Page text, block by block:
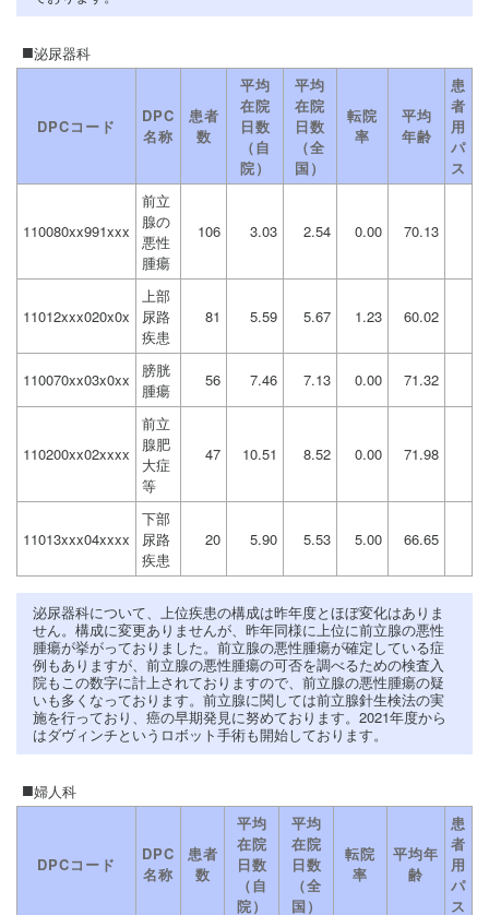
泌尿器科
DPCコード
DPC
名称
患者
数
平均
在院
日数
（自
院）
平均
在院
日数
（全
国）
転院
率
平均
年齢
患
者
用
パ
ス
110080xx991xxx
前立
腺の
悪性
腫瘍
106 3.03 2.54 0.00 70.13
11012xxx020x0x
上部
尿路
疾患
81 5.59 5.67 1.23 60.02
110070xx03x0xx
膀胱
腫瘍
56 7.46 7.13 0.00 71.32
110200xx02xxxx
前立
腺肥
大症
等
47 10.51 8.52 0.00 71.98
11013xxx04xxxx
下部
尿路
疾患
20 5.90 5.53 5.00 66.65
泌尿器科について、上位疾患の構成は昨年度とほぼ変化はありま
せん。構成に変更ありませんが、昨年同様に上位に前立腺の悪性
腫瘍が挙がっておりました。前立腺の悪性腫瘍が確定している症
例もありますが、前立腺の悪性腫瘍の可否を調べるための検査入
院もこの数字に計上されておりますので、前立腺の悪性腫瘍の疑
いも多くなっております。前立腺に関しては前立腺針生検法の実
施を行っており、癌の早期発見に努めております。2021年度から
はダヴィンチというロボット手術も開始しております。
婦人科
DPCコード
DPC
名称
患者
数
平均
在院
日数
（自
院）
平均
在院
日数
（全
国）
転院
率
平均年
齢
患
者
用
パ
ス